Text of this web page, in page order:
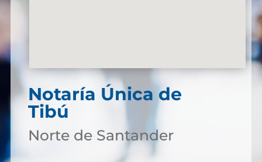
Notaría Única de
Tibú
Norte de Santander